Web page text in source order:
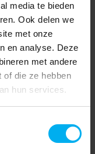
media te bieden
Ook delen we
met onze
en analyse. Deze
met andere
of die ze hebben
hun services.